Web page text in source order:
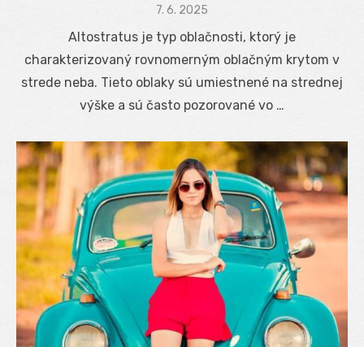
Posted
7. 6. 2025
Altostratus je typ oblačnosti, ktorý je
charakterizovaný rovnomerným oblačným krytom v
strede neba. Tieto oblaky sú umiestnené na strednej
výške a sú často pozorované vo …